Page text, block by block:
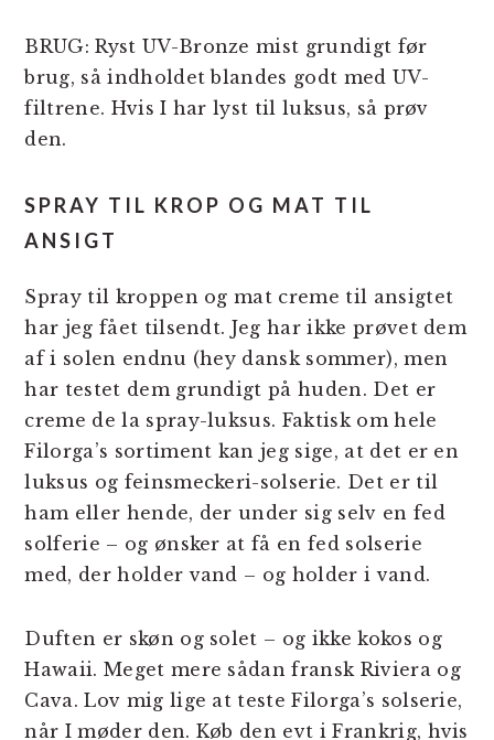
BRUG: Ryst UV-Bronze mist grundigt før
brug, så indholdet blandes godt med UV-
filtrene. Hvis I har lyst til luksus, så prøv
den.
SPRAY TIL KROP OG MAT TIL
ANSIGT
Spray til kroppen og mat creme til ansigtet
har jeg fået tilsendt. Jeg har ikke prøvet dem
af i solen endnu (hey dansk sommer), men
har testet dem grundigt på huden. Det er
creme de la spray-luksus. Faktisk om hele
Filorga’s sortiment kan jeg sige, at det er en
luksus og feinsmeckeri-solserie. Det er til
ham eller hende, der under sig selv en fed
solferie – og ønsker at få en fed solserie
med, der holder vand – og holder i vand.
Duften er skøn og solet – og ikke kokos og
Hawaii. Meget mere sådan fransk Riviera og
Cava. Lov mig lige at teste Filorga’s solserie,
når I møder den. Køb den evt i Frankrig, hvis